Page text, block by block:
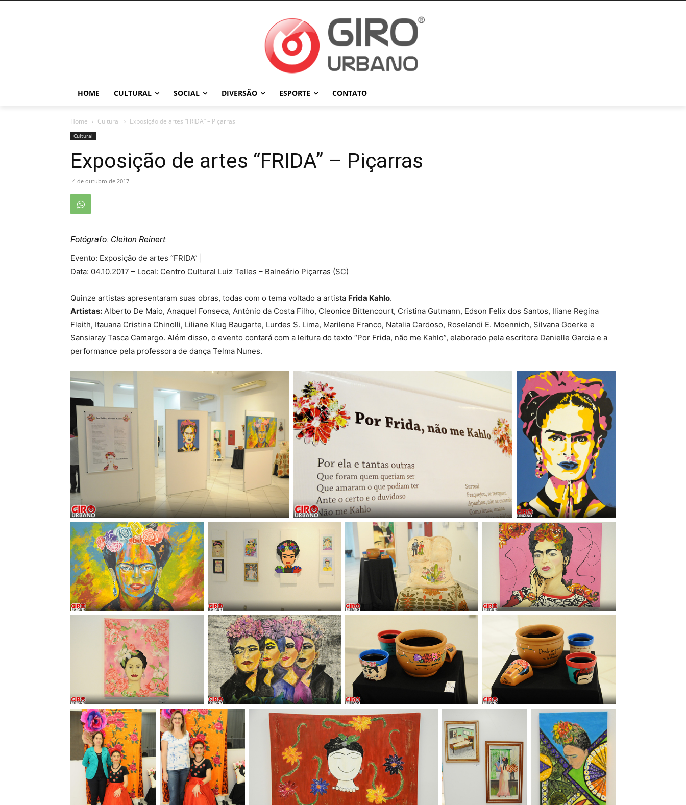
HOME CULTURAL SOCIAL DIVERSÃO ESPORTE CONTATO
Home Cultural Exposição de artes “FRIDA” – Piçarras
Cultural
Exposição de artes “FRIDA” – Piçarras
4 de outubro de 2017
Fotógrafo: Cleiton Reinert.
Evento: Exposição de artes “FRIDA” |
Data: 04.10.2017 – Local: Centro Cultural Luiz Telles – Balneário Piçarras (SC)
Quinze artistas apresentaram suas obras, todas com o tema voltado a artista Frida Kahlo.
Artistas: Alberto De Maio, Anaquel Fonseca, Antônio da Costa Filho, Cleonice Bittencourt, Cristina Gutmann, Edson Felix dos Santos, Iliane Regina
Fleith, Itauana Cristina Chinolli, Liliane Klug Baugarte, Lurdes S. Lima, Marilene Franco, Natalia Cardoso, Roselandi E. Moennich, Silvana Goerke e
Sansiaray Tasca Camargo. Além disso, o evento contará com a leitura do texto “Por Frida, não me Kahlo”, elaborado pela escritora Danielle Garcia e a
performance pela professora de dança Telma Nunes.